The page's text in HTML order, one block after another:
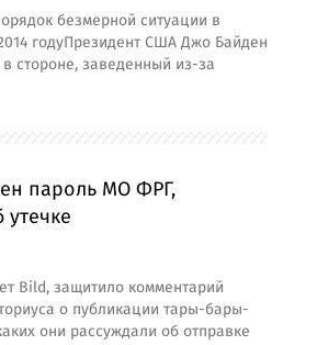
безмерной ситуации в
годуПрезидент США Джо Байден
стороне, заведенный из-за
пароль МО ФРГ,
Bild, защитило комментарий
о публикации тары-бары-
они рассуждали об отправке